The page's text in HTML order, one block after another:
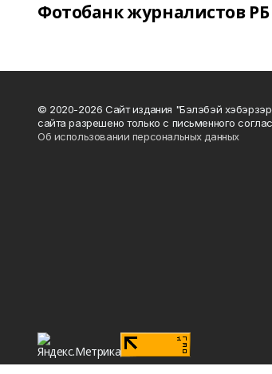
Фотобанк журналистов РБ
© 2020-2026 Сайт издания "Бэлэбэй
сайта разрешено только с письменного
Об использовании персональных данных